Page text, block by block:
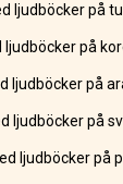
ljudböcker på
ljudböcker på
ljudböcker på
ljudböcker på
ljudböcker på